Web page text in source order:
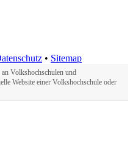
• Sitemap
Volkshochschulen und
Website einer Volkshochschule oder